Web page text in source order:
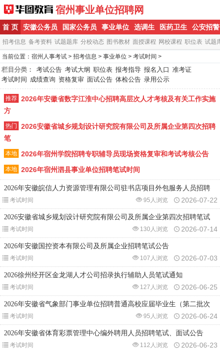
宿州事业单位招聘网
首 页 安徽公务员 国家公务员 事业单位 选调生 医药卫生 公安招警
招考信息 备考资料 试题题库 分校动态 图书教材 面授课程 网校课程 职位表 试题
当前位置：宿州人事考试 >招考信息 >事业单位 >考试时间 >
栏目分类： 考试公告 考试大纲 职位表 报考指导 报名入口 准考证
考试时间 成绩查询 资格复审 面试公告 体检公告 录用公示
推荐 2026年安徽省数字江淮中心招聘高层次人才考核及有关工作实施
方
热门
2026安徽省城乡规划设计研究院有限公司及所属企业第四次招聘
笔
本地 2026年宿州学院招聘专职辅导员现场资格复审和考试考核公告
本地 2026年宿州泗县事业单位招聘笔试时间
2026年安徽皖信人力资源管理有限公司驻书店项目外包服务人员招聘
考试时间 2026-07-22
95人浏览
2026安徽省城乡规划设计研究院有限公司及所属企业第四次招聘笔试
考试时间 2026-07-14
130人浏览
2026年安徽国控资本有限公司及所属企业招聘笔试公告
考试时间 2026-07-03
107人浏览
2026徐州经开区金龙湖人才公司招录执行辅助人员笔试通知
考试时间 2026-06-25
127人浏览
2026年安徽省气象部门事业单位招聘普通高校应届毕业生（第二批次
考试时间 2026-06-24
95人浏览
2026年安徽省体育彩票管理中心编外聘用人员招聘笔试、面试公告
考试时间 2026-06-23
112人浏览